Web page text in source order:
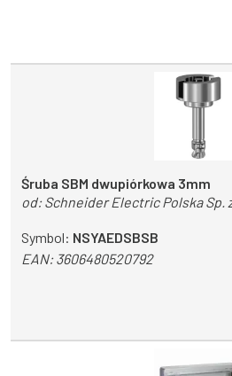
Śruba SBM dwupiórkowa 3mm
od:Schneider Electric Polska Sp.
Symbol: NSYAEDSBSB
EAN:3606480520792